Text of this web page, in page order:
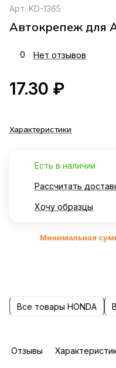
Арт. KD-1365
Автокрепеж для
0 Нет отзывов
17.30 ₽
Характеристики
Есть в наличии
Рассчитать
Хочу образцы
Минимальная
Все товары HONDA
Отзывы